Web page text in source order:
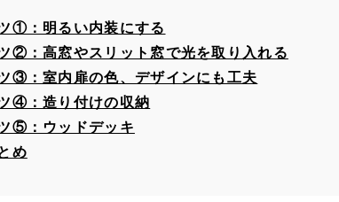
①：明るい内装にする
②：高窓やスリット窓で光を取り入れる
③：室内扉の色、デザインにも工夫
④：造り付けの収納
⑤：ウッドデッキ
め